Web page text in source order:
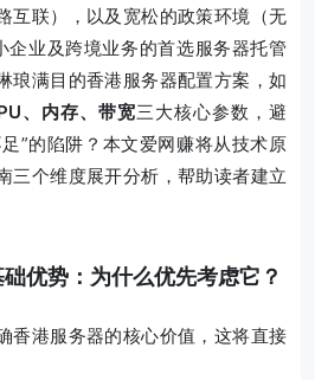
互联），以及宽松的政策环境（无
企业及跨境业务的首选服务器托管
琅满目的香港服务器配置方案，如
、内存、带宽三大核心参数，避
”的陷阱？本文爱网赚将从技术原
三个维度展开分析，帮助读者建立
优势：为什么优先考虑它？
香港服务器的核心价值，这将直接